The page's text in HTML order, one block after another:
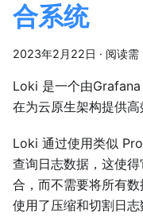
合系统
2023年2月22日 · 阅读需
Loki 是一个由
在为云原生架构提供高
Loki 通过使用类似
查询日志数据，这使
合，而不需要将所有
使用了压缩和切割日